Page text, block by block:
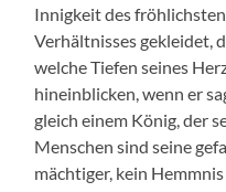
Innigkeit des
Verhältnisses gekleidet,
welche Tiefen seines
hineinblicken, wenn er
gleich einem König, der
Menschen sind seine
mächtiger, kein